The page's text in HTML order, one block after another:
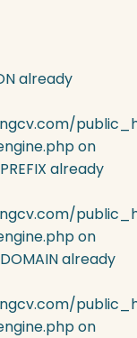
already
on
already
on
already
on